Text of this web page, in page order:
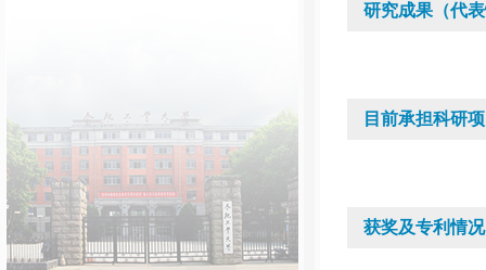
研究成果（代
目前承担科研
获奖及专利情况